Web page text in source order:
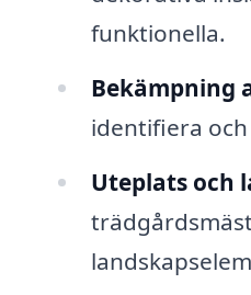
funktionella.
Bekämpning
identifiera
Uteplats och